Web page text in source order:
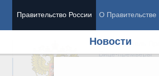
Правительство России О Правительстве
Новости
Председатель
Вице-премьеры